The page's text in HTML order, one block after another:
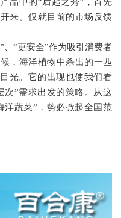
品中的“后起之秀” ，首先
来。仅就目前的市场反馈
”、 “更安全”作为吸引消费者
，海洋植物中杀出的一匹
光。它的出现也使我们看
次”需求出发的策略。从这
洋蔬菜” ，势必掀起全国范